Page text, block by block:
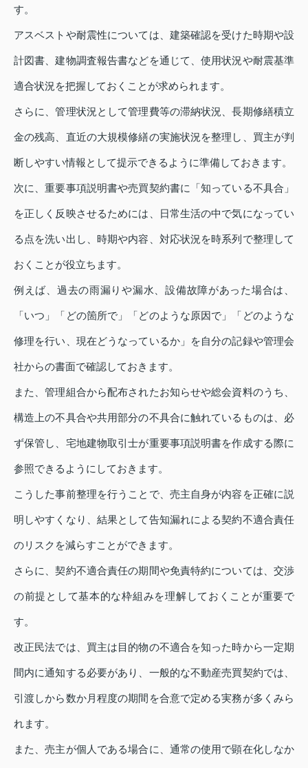
す。
アスベストや耐震性については、建築確認を受けた時期や設
計図書、建物調査報告書などを通じて、使用状況や耐震基準
適合状況を把握しておくことが求められます。
さらに、管理状況として管理費等の滞納状況、長期修繕積立
金の残高、直近の大規模修繕の実施状況を整理し、買主が判
断しやすい情報として提示できるように準備しておきます。
次に、重要事項説明書や売買契約書に「知っている不具合」
を正しく反映させるためには、日常生活の中で気になってい
る点を洗い出し、時期や内容、対応状況を時系列で整理して
おくことが役立ちます。
例えば、過去の雨漏りや漏水、設備故障があった場合は、
「いつ」「どの箇所で」「どのような原因で」「どのような
修理を行い、現在どうなっているか」を自分の記録や管理会
社からの書面で確認しておきます。
また、管理組合から配布されたお知らせや総会資料のうち、
構造上の不具合や共用部分の不具合に触れているものは、必
ず保管し、宅地建物取引士が重要事項説明書を作成する際に
参照できるようにしておきます。
こうした事前整理を行うことで、売主自身が内容を正確に説
明しやすくなり、結果として告知漏れによる契約不適合責任
のリスクを減らすことができます。
さらに、契約不適合責任の期間や免責特約については、交渉
の前提として基本的な枠組みを理解しておくことが重要で
す。
改正民法では、買主は目的物の不適合を知った時から一定期
間内に通知する必要があり、一般的な不動産売買契約では、
引渡しから数か月程度の期間を合意で定める実務が多くみら
れます。
また、売主が個人である場合に、通常の使用で顕在化しなか